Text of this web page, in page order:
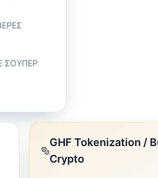
ΣΟΥΠΕΡ
GHF Tokenization /
Crypto